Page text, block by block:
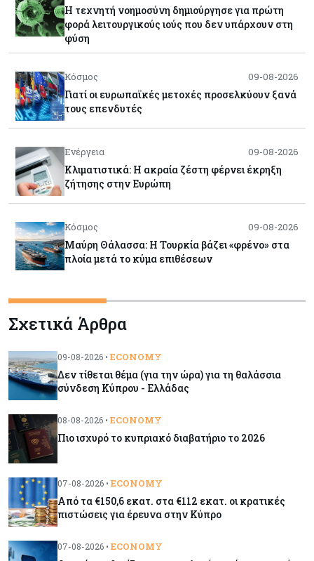
Η τεχνητή νοημοσύνη δημιούργησε για πρώτη
φορά λειτουργικούς ιούς που δεν υπάρχουν στη
φύση
Κόσμος 09-08-2026
Γιατί οι ευρωπαϊκές μετοχές προσελκύουν ξανά
τους επενδυτές
Ενέργεια 09-08-2026
Κλιματιστικά: Η ακραία ζέστη φέρνει έκρηξη
ζήτησης στην Ευρώπη
Κόσμος 09-08-2026
Μαύρη Θάλασσα: Η Τουρκία βάζει «φρένο» στα
πλοία μετά το κύμα επιθέσεων
Tech 09-08-2026
Τεχνητή νοημοσύνη: Αλλάζει τα δεδομένα στην
επικοινωνία – Μια επικίνδυνη «τελειότητα»
Κόσμος 09-08-2026
Ορμούζ: Το Ιράν «φρενάρει» το άνοιγμα των
σύνδεση Κύπρου - Ελλάδας
Golden Fleet: Τα νέα θωρηκτά του Τραμπ που
Σχετικά Άρθρα
09-08-2026 • ECONOMY
Δεν τίθεται θέμα (για την ώρα) για τη θαλάσσια
σύνδεση Κύπρου - Ελλάδας
08-08-2026 • ECONOMY
Πιο ισχυρό το κυπριακό διαβατήριο το 2026
07-08-2026 • ECONOMY
Από τα €150,6 εκατ. στα €112 εκατ. οι κρατικές
πιστώσεις για έρευνα στην Κύπρο
07-08-2026 • ECONOMY